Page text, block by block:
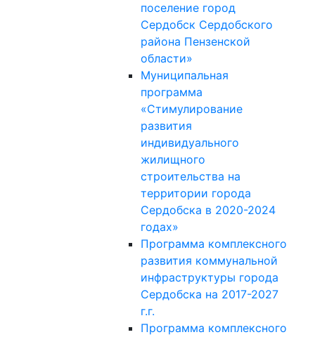
поселение город
Сердобск Сердобского
района Пензенской
области»
Муниципальная
программа
«Стимулирование
развития
индивидуального
жилищного
строительства на
территории города
Сердобска в 2020-2024
годах»
Программа комплексного
развития коммунальной
инфраструктуры города
Сердобска на 2017-2027
г.г.
Программа комплексного